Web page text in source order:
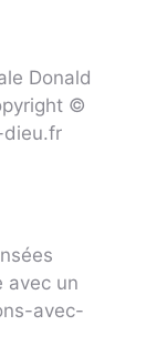
Donald
©
avec un
avec-